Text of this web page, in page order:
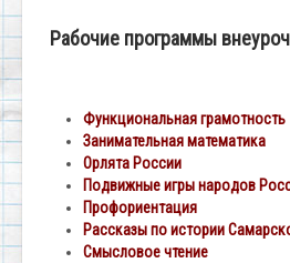
Рабочие программы
Функциональная грамотность
Занимательная математика
Орлята России
Подвижные игры народов
Профориентация
Рассказы по истории
Смысловое чтение